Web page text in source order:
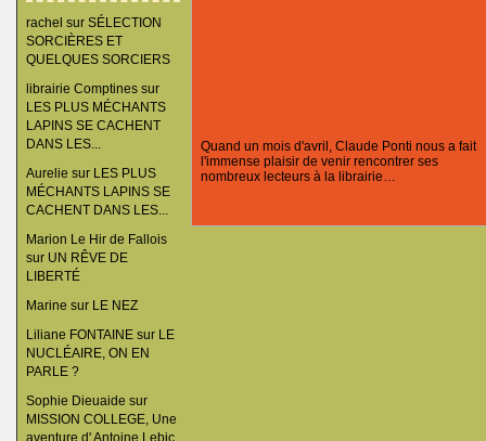
rachel sur SÉLECTION
SORCIÈRES ET
QUELQUES SORCIERS
librairie Comptinessur
LES PLUS MÉCHANTS
LAPINS SE CACHENT
DANS LES...
Aurelie sur LES PLUS
MÉCHANTS LAPINS SE
CACHENT DANS LES...
Marion Le Hir de Fallois
sur UN RÊVE DE
LIBERTÉ
Marine sur LE NEZ
Liliane FONTAINEsur LE
NUCLÉAIRE, ON EN
PARLE ?
Sophie Dieuaide sur
MISSION COLLEGE, Une
aventure d' Antoine Lebic
Quand un mois d'avril, Claude Ponti nous a fait
l'immense plaisir de venir rencontrer ses
nombreux lecteurs à la librairie…